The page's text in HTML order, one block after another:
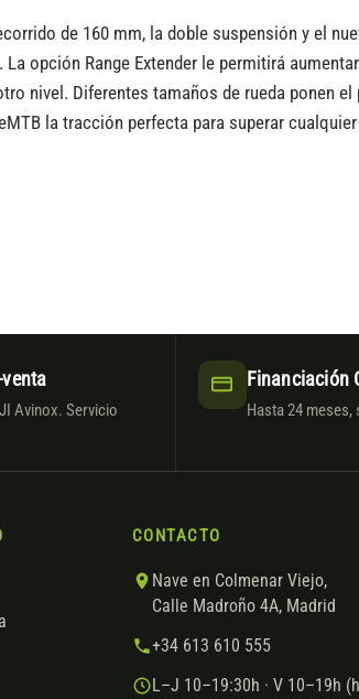
de 160 mm, la doble suspensión y el
opción Range Extender le permitirá
nivel. Diferentes tamaños de rueda ponen el
la tracción perfecta para superar
Avinox. Servicio
Financiación
Hasta 24 meses,
CONTACTO
Nave en Colmenar Viejo,
Calle Madroño 4A, Madrid
+34 613 610 555
L–J 10–19:30h · V 10–19h